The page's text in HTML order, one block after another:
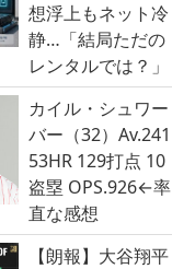
想浮上もネット冷
静…「結局ただの
レンタルでは？」
カイル・シュワー
バー（32）Av.241
53HR 129打点 10
盗塁 OPS.926←率
直な感想
【朗報】大谷翔平